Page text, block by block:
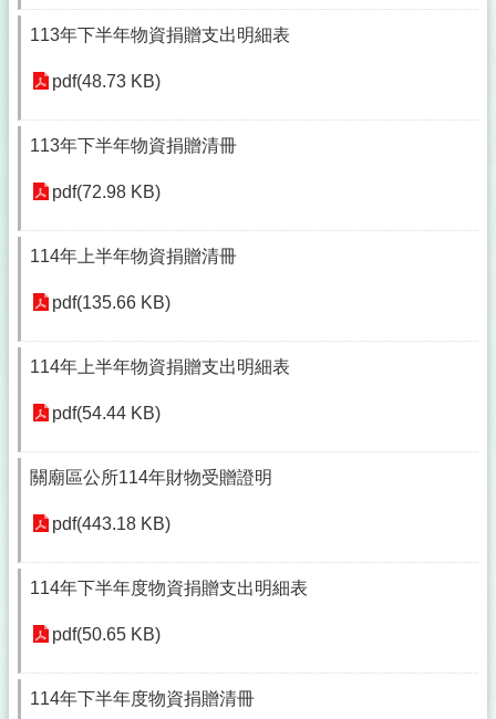
113年下半年物資捐贈支出明細表
pdf(48.73 KB)
113年下半年物資捐贈清冊
pdf(72.98 KB)
114年上半年物資捐贈清冊
pdf(135.66 KB)
114年上半年物資捐贈支出明細表
pdf(54.44 KB)
關廟區公所114年財物受贈證明
pdf(443.18 KB)
114年下半年度物資捐贈支出明細表
pdf(50.65 KB)
114年下半年度物資捐贈清冊